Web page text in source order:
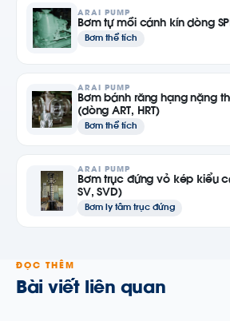
ARAI PUMP
Bơm tự mồi cánh kín dòng
Bơm thể tích
ARAI PUMP
Bơm bánh răng hạng nặng
(dòng ART, HRT)
Bơm thể tích
ARAI PUMP
Bơm trục đứng vỏ kép kiểu
SV, SVD)
Bơm ly tâm trục đứng
ĐỌC THÊM
Bài viết liên quan